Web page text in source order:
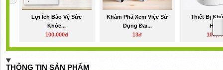
Lợi Ích Bảo Vệ Sức
Khỏe...
100,000đ
Khám Phá Xem Việc Sử
Dụng Đai...
13đ
Thiết Bị
THÔNG TIN SẢN PHẨM